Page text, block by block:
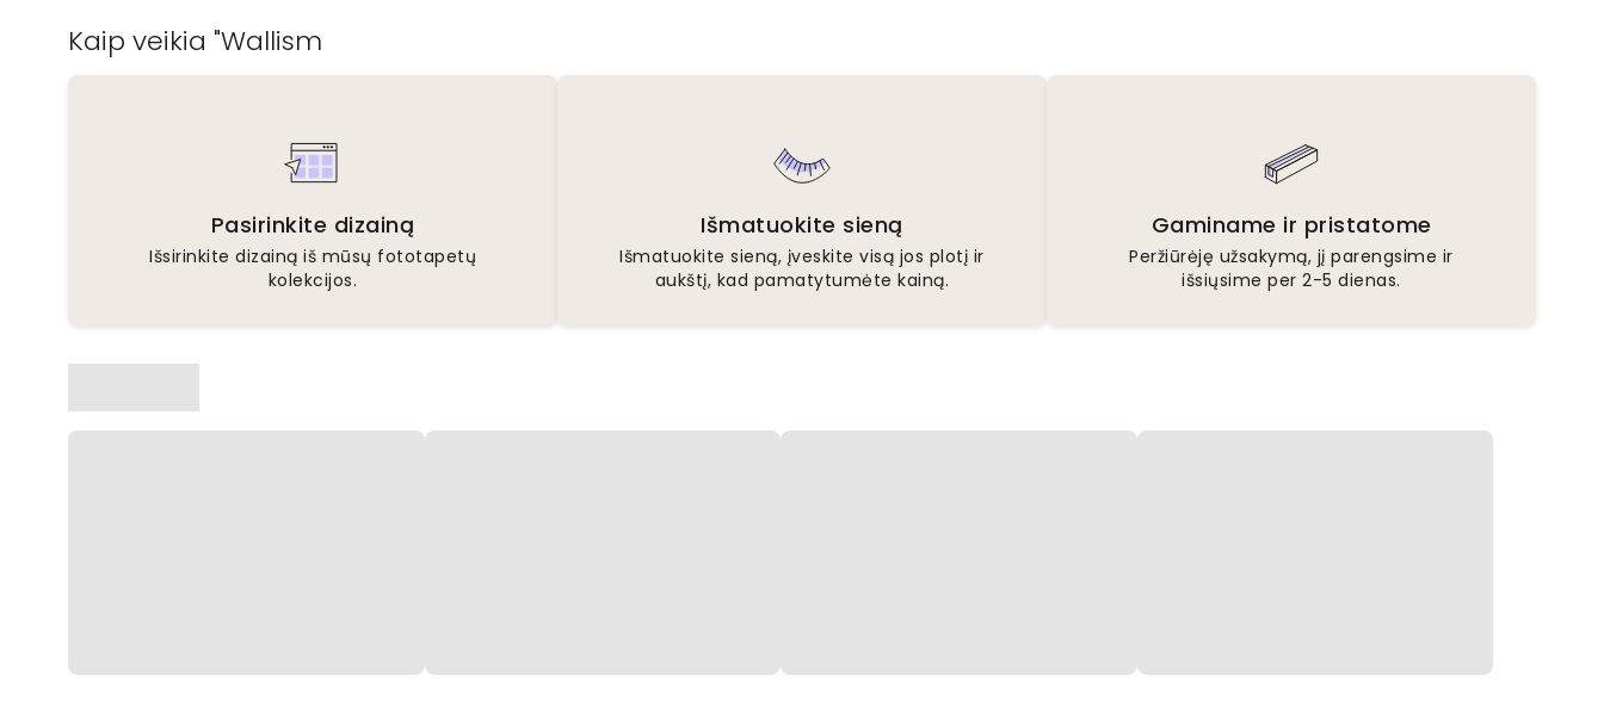
Kaip veikia "Wallism
Pasirinkite dizainą
Išsirinkite dizainą iš mūsų fototapetų
kolekcijos.
Išmatuokite sieną
Išmatuokite sieną, įveskite visą jos plotį ir
aukštį, kad pamatytumėte kainą.
Gaminame ir pristatome
Peržiūrėję užsakymą, jį parengsime ir
išsiųsime per 2-5 dienas.